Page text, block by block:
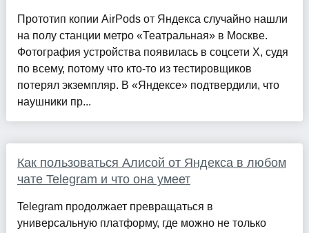
Прототип копии AirPods от Яндекса случайно нашли
на полу станции метро «Театральная» в Москве.
Фотография устройства появилась в соцсети X, судя
по всему, потому что кто-то из тестировщиков
потерял экземпляр. В «Яндексе» подтвердили, что
наушники пр...
Как пользоваться Алисой от Яндекса в любом
чате Telegram и что она умеет
Telegram продолжает превращаться в
универсальную платформу, где можно не только